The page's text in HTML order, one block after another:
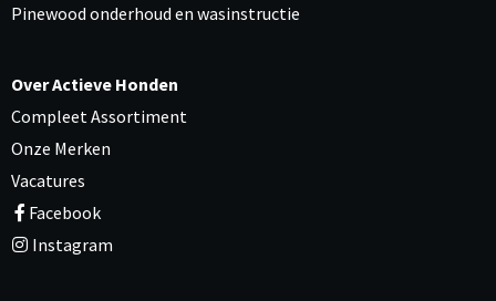
Pinewood onderhoud en wasinstructie
Over Actieve Honden
Compleet Assortiment
Onze Merken
Vacatures
Facebook
Instagram